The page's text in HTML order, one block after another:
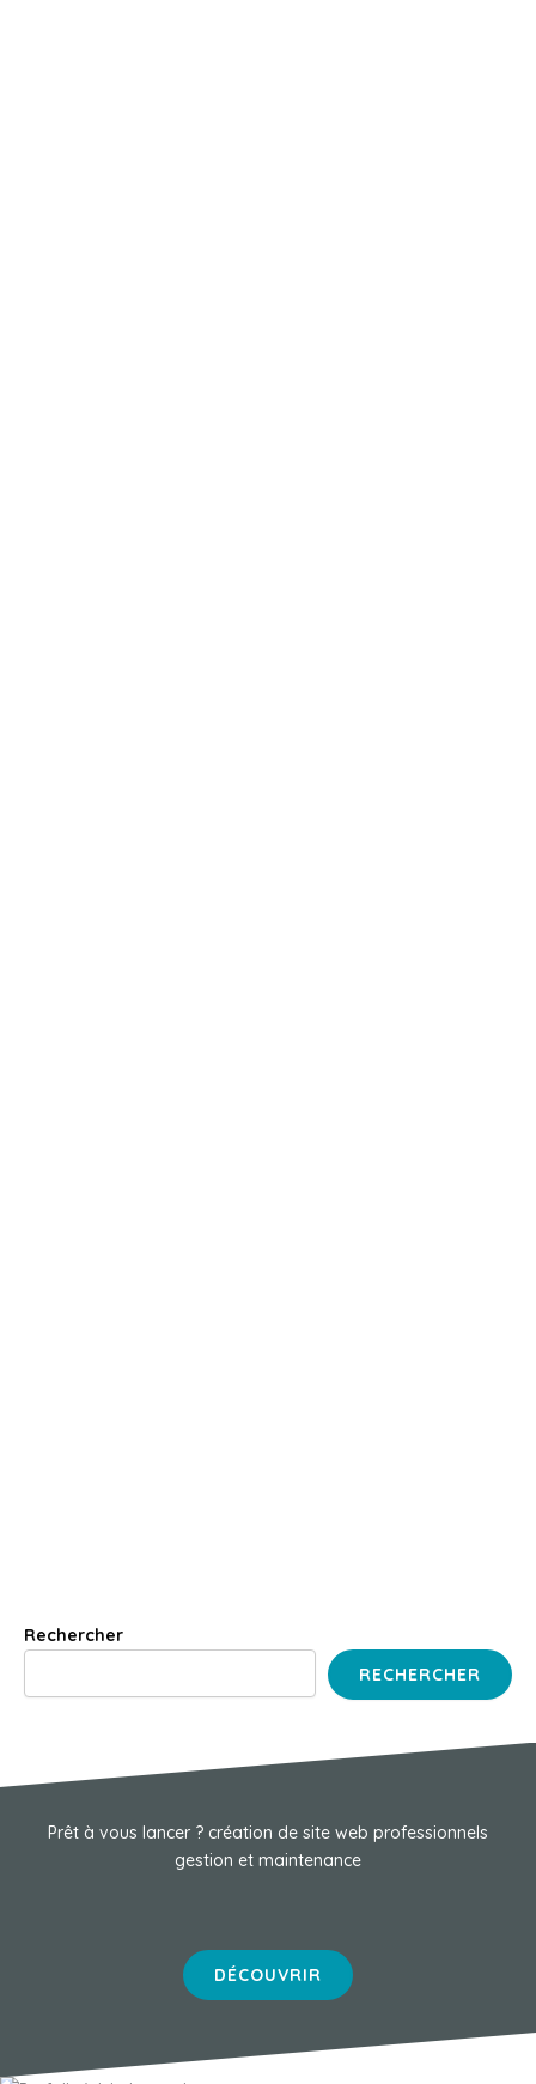
Rechercher
RECHERCHER
Prêt à vous lancer ? création de site web professionnels
gestion et maintenance
DÉCOUVRIR